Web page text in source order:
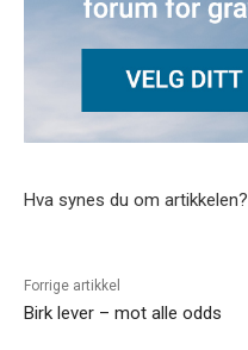
Hva synes du om artikkelen?
Forrige artikkel
Birk lever – mot alle odds